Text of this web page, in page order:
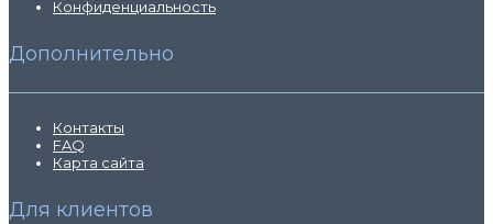
Конфиденциальность
Дополнительно
Контакты
FAQ
Карта сайта
Для клиентов